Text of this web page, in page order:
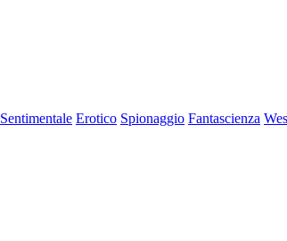
Sentimentale Erotico Spionaggio Fantascienza